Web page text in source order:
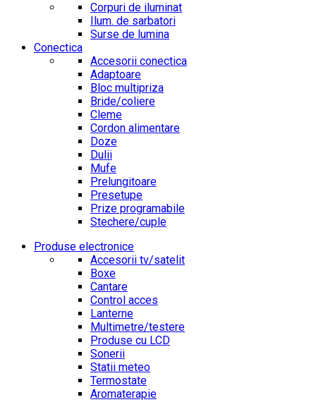
Corpuri de iluminat
Ilum. de sarbatori
Surse de lumina
Conectica
Accesorii conectica
Adaptoare
Bloc multipriza
Bride/coliere
Cleme
Cordon alimentare
Doze
Dulii
Mufe
Prelungitoare
Presetupe
Prize programabile
Stechere/cuple
Produse electronice
Accesorii tv/satelit
Boxe
Cantare
Control acces
Lanterne
Multimetre/testere
Produse cu LCD
Sonerii
Statii meteo
Termostate
Aromaterapie